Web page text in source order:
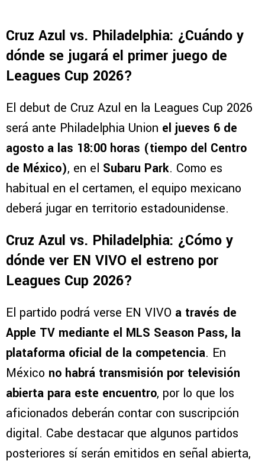
Cruz Azul vs. Philadelphia: ¿Cuándo y
dónde se jugará el primer juego de
Leagues Cup 2026?
El debut de Cruz Azul en la Leagues Cup 2026
será ante Philadelphia Union el jueves 6 de
agosto a las 18:00 horas (tiempo del Centro
de México), en el Subaru Park. Como es
habitual en el certamen, el equipo mexicano
deberá jugar en territorio estadounidense.
Cruz Azul vs. Philadelphia: ¿Cómo y
dónde ver EN VIVO el estreno por
Leagues Cup 2026?
El partido podrá verse EN VIVO a través de
Apple TV mediante el MLS Season Pass, la
plataforma oficial de la competencia. En
México no habrá transmisión por televisión
abierta para este encuentro, por lo que los
aficionados deberán contar con suscripción
digital. Cabe destacar que algunos partidos
posteriores sí serán emitidos en señal abierta,